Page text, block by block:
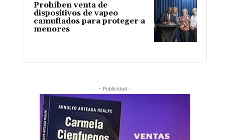
Prohíben venta de
dispositivos de vapeo
camuflados para proteger a
menores
- Publicidad -